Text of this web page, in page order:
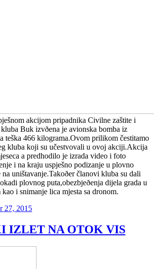
akcijom pripadnika Civilne zaštite i
Buk izvðena je avionska bomba iz
teška 466 kilograma.Ovom prilikom čestitamo
kluba koji su učestvovali u ovoj akciji.Akcija
a predhodilo je izrada video i foto
i na kraju uspješno podizanje u plovno
uništavanje.Takoðer članovi kluba su dali
plovnog puta,obezbjeðenja dijela grada u
i snimanje lica mjesta sa dronom.
27, 2015
IZLET NA OTOK VIS